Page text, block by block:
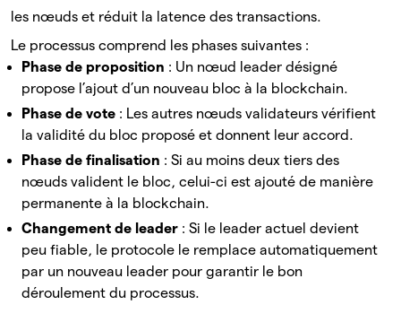
les nœuds et réduit la latence des transactions.
Le processus comprend les phases suivantes :
Phase de proposition : Un nœud leader désigné
propose l’ajout d’un nouveau bloc à la blockchain.
Phase de vote : Les autres nœuds validateurs vérifient
la validité du bloc proposé et donnent leur accord.
Phase de finalisation : Si au moins deux tiers des
nœuds valident le bloc, celui-ci est ajouté de manière
permanente à la blockchain.
Changement de leader : Si le leader actuel devient
peu fiable, le protocole le remplace automatiquement
par un nouveau leader pour garantir le bon
déroulement du processus.